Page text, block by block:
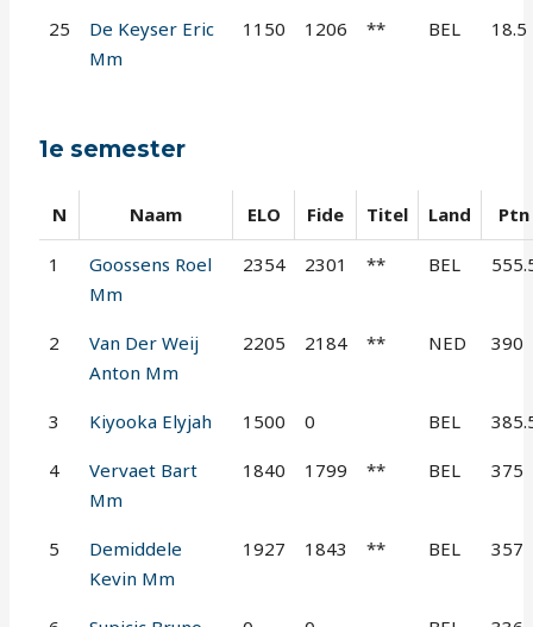
25
De Keyser Eric
Mm
1150 1206 ** BEL 18.5
1e semester
N Naam ELO Fide Titel Land Ptn
1
Goossens Roel
Mm
2354 2301 ** BEL
2
Van Der Weij
Anton Mm
2205 2184 ** NED 390
3 Kiyooka Elyjah 1500 0 BEL
4
Vervaet Bart
Mm
1840 1799 ** BEL 375
5
Demiddele
Kevin Mm
1927 1843 ** BEL 357